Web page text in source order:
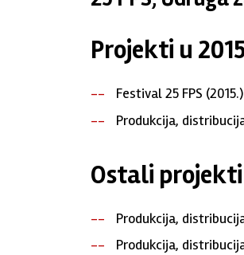
Projekti u
Festival 25 FPS (2015.)
Produkcija,
Ostali projekti
Produkcija,
Produkcija,